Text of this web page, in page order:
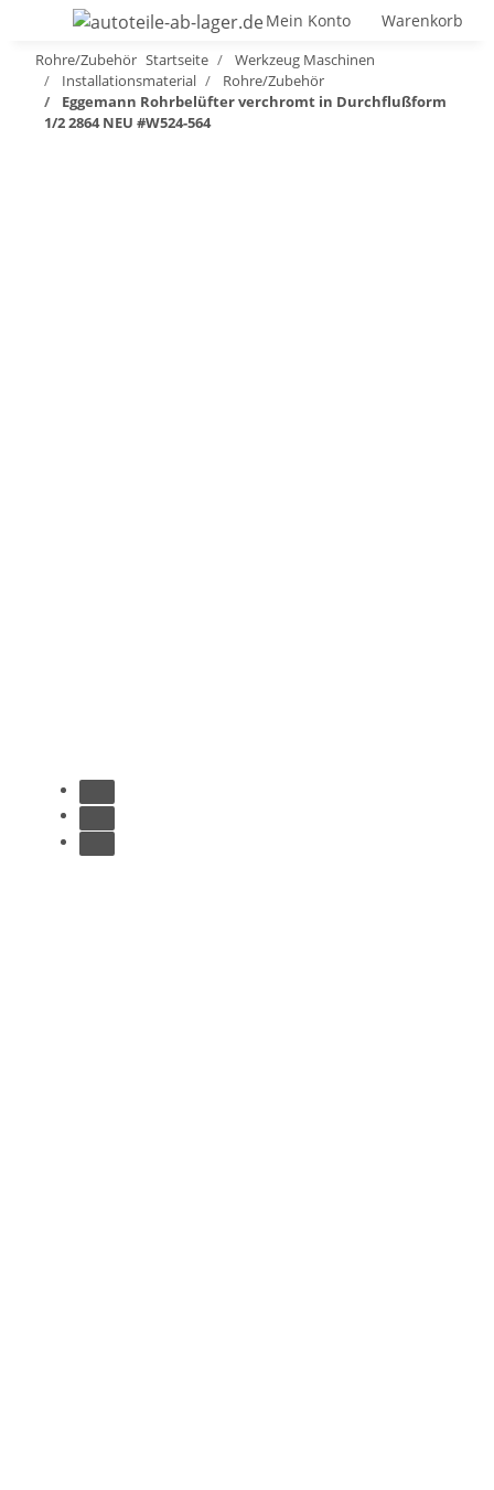
Mein Konto Warenkorb
Rohre/Zubehör Startseite
Werkzeug Maschinen
Installationsmaterial
Rohre/Zubehör
Eggemann Rohrbelüfter verchromt in Durchflußform
1/2 2864 NEU #W524-564